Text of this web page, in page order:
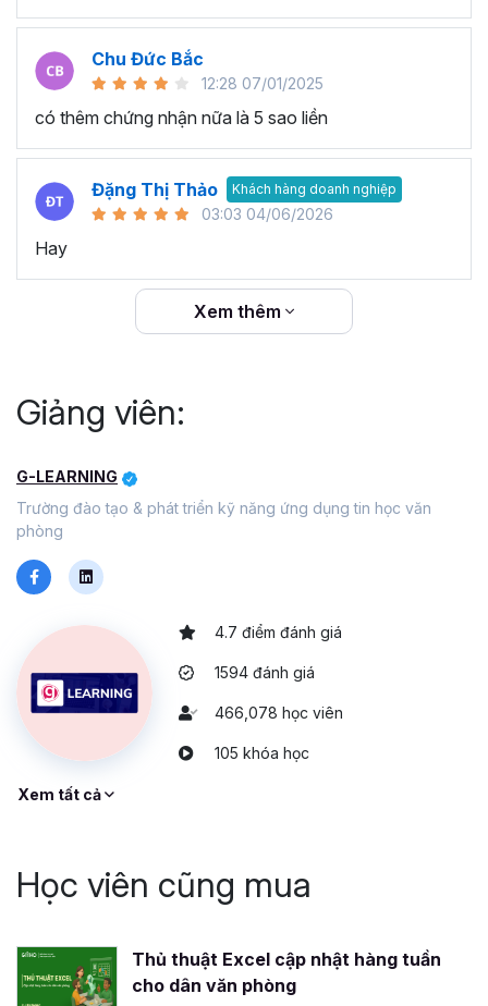
Chu Đức Bắc
12:28 07/01/2025
có thêm chứng nhận nữa là 5 sao liền
Đặng Thị Thảo Khách hàng doanh nghiệp
03:03 04/06/2026
Hay
Xem thêm
Giảng viên:
G-LEARNING
Trường đào tạo & phát triển kỹ năng ứng dụng tin học văn
phòng
4.7 điểm đánh giá
1594 đánh giá
466,078 học viên
105 khóa học
Xem tất cả
Học viên cũng mua
Thủ thuật Excel cập nhật hàng tuần
cho dân văn phòng